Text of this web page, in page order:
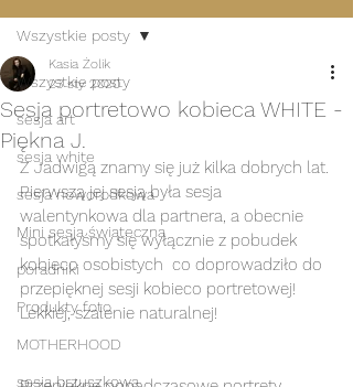
Wszystkie posty
sesja art
sesja white
sesja noworodkowa
Mini sesja świąteczna
poradniki
Produkty foto
MOTHERHOOD
sesja brzuszkowa
Wszystkie posty
Sesja portretowo kobieca WHITE -
Piękna J.
Kasia Żolik
23 sty 2020
Z Jadwigą znamy się już kilka dobrych lat.
Pierwszą jej sesją była sesja
walentynkowa dla partnera, a obecnie
spotkałyśmy się wyłącznie z pobudek
kobieco osobistych  co doprowadziło do
przepięknej sesji kobieco portretowej!
Lekkiej, szalenie naturalnej!